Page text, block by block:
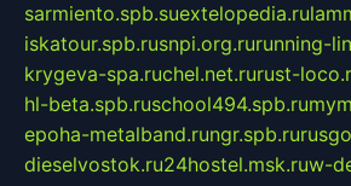
sarmiento.spb.suextelopedia.ru
iskatour.spb.rusnpi.org.rurunning-
krygeva-spa.ruchel.net.rurust-
hl-beta.spb.ruschool494.spb.ru
epoha-metalband.rungr.spb.ru
dieselvostok.ru24hostel.msk.ruw-